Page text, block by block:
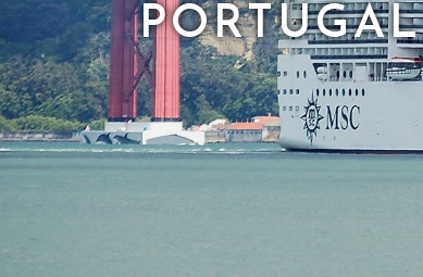
PORTUGAL